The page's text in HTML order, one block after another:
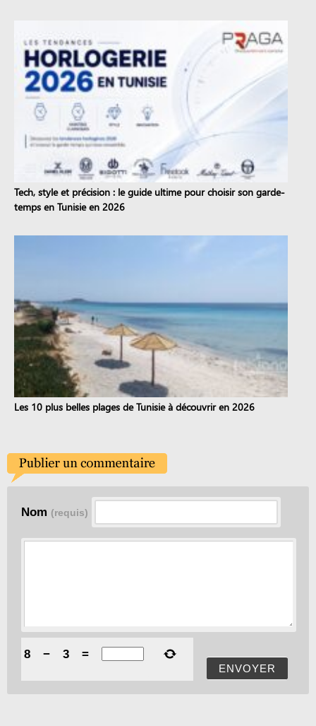
Tech, style et précision : le guide ultime pour choisir son garde-
temps en Tunisie en 2026
Les 10 plus belles plages de Tunisie à découvrir en 2026
Nom (requis)
ENVOYER
8 − 3 =